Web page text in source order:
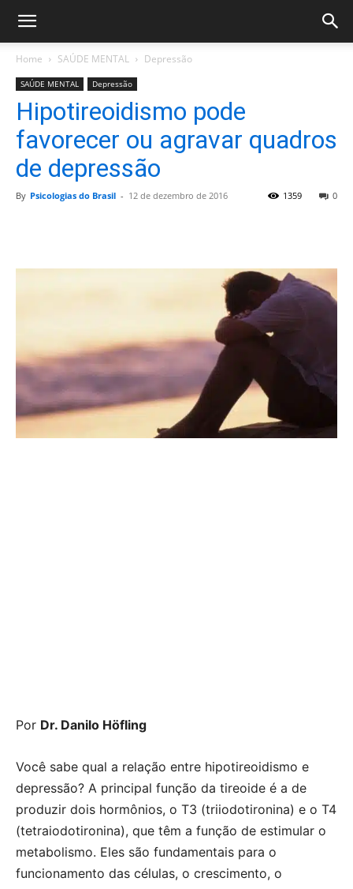
Home SAÚDE MENTAL Depressão
SAÚDE MENTAL Depressão
Hipotireoidismo pode
favorecer ou agravar quadros
de depressão
By Psicologias do Brasil - 12 de dezembro de 2016 0
1359
Por Dr. Danilo Höfling
Você sabe qual a relação entre hipotireoidismo e
depressão? A principal função da tireoide é a de
produzir dois hormônios, o T3 (triiodotironina) e o T4
(tetraiodotironina), que têm a função de estimular o
metabolismo. Eles são fundamentais para o
funcionamento das células, o crescimento, o